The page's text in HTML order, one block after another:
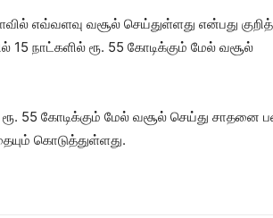
எவ்வளவு வசூல் செய்துள்ளது என்பது
நாட்களில் ரூ. 55 கோடிக்கும் மேல் வசூல்
55 கோடிக்கும் மேல் வசூல் செய்து சாதனை
கொடுத்துள்ளது.